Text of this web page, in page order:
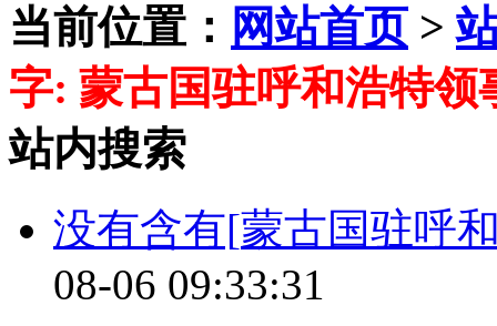
当前位置： 网站首页>
字: 蒙古国驻呼和浩特领
站内搜索
没有含有[蒙古国驻呼
08-06 09:33:31